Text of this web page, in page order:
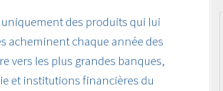
des produits qui lui
acheminent chaque année des
vers les plus grandes banques,
et institutions financières du